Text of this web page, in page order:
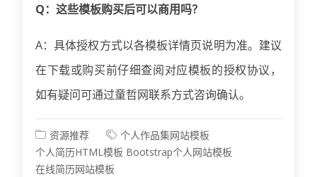
Q：这些模板购买后可以商用吗？
A：具体授权方式以各模板详情页说明为准。建议
在下载或购买前仔细查阅对应模板的授权协议，
如有疑问可通过童哲网联系方式咨询确认。
资源推荐
个人作品集网站模板
个人简历HTML模板 Bootstrap个人网站模板
在线简历网站模板